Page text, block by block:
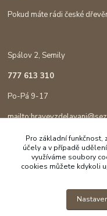
Pokud máte rádi české
Spálov 2, Semily
777 613 310
Po-Pá 9-17
Pro základní funkčnost,
účely a v případě
využíváme soubory
cookies můžete kdykoli